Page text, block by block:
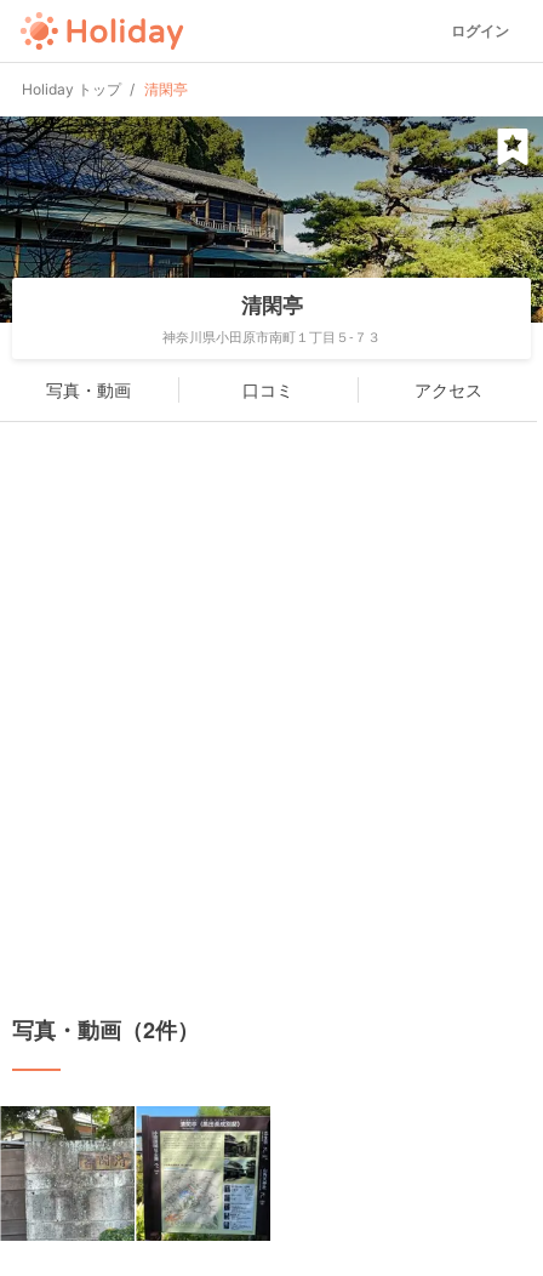
ログイン
Holiday トップ 清閑亭
清閑亭
神奈川県小田原市南町１丁目５-７３
写真・動画 口コミ アクセス
写真・動画（2件）